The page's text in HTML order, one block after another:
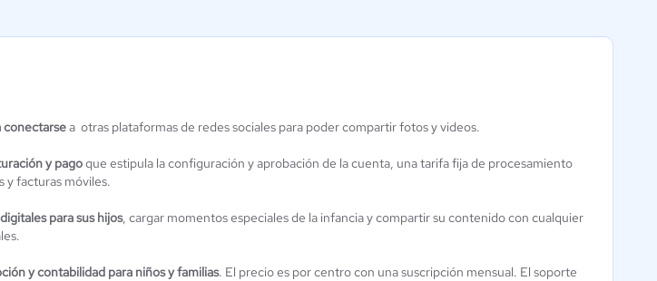
0 / 5 0 / 5
conectarsea otras plataformas de redes sociales para poder compartir fotos y videos.
y pagoque estipula la configuración y aprobación de la cuenta, una tarifa fija de procesamiento
y facturas móviles.
para sus hijos, cargar momentos especiales de la infancia y compartir su contenido con cualquier
y contabilidad para niños y familias. El precio es por centro con una suscripción mensual. El soporte